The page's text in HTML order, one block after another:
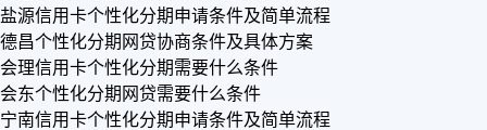
盐源信用卡个性化分期申请条件及简单流程
德昌个性化分期网贷协商条件及具体方案
会理信用卡个性化分期需要什么条件
会东个性化分期网贷需要什么条件
宁南信用卡个性化分期申请条件及简单流程